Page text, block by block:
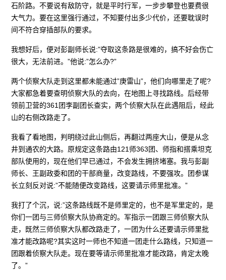
石阶路。不要说有敌防守，就是平时行军，一步步攀登也要费很
大气力。要在这里强行通过，不知要付出多少代价，还要耽误时
间不符合穿插部队的要求。
我想好后，便对彭副师长说:”夺取这条路是很难的，搞不好会伤亡
很大，无法前进。”他说:”怎么办?”
两个侦察大队走到这里都未能通过”庚雷山”，他们向哪里走了呢?
大家都急着要查明侦察大队的去向，在地图上寻找路线。后经带
领前卫营的361团李副团长查实，两个侦察大队在此遇阻后，经此
山的右侧改路走了。
我看了看地图，判明绕过此山侧后，再翻过两座大山，便是从念
井到通农的大路。原规定这条路由121师363团、师指和搭乘坦克
部队使用的，现在他们早已通过，不会发生拥挤堵塞。我与彭副
师长、王副政委和团的干部商量，改变路线，不要强攻。团参谋
长立刻反对说:”不能随便改变路线，这要请示师里批准。”
我打了个沉，说:”这条路线既不是师里定的，也不是军里定的，是
你们一团与三师侦察大队协商定的。军指示一团跟三师侦察大队
走，既然三师侦察大队都改路走了，一团为什么还要请示师里批
准才能改路呢?其实这时一师也不知道一团走什么路线，只知道一
团跟着侦察大队走。现在要等请示师里批准才能改路，肯定太晚
了。”